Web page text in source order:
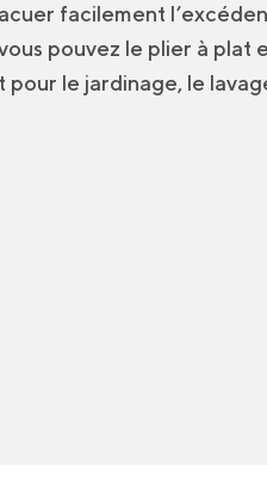
facilement
pouvez le plier à plat
le jardinage, le